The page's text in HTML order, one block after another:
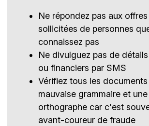
Ne répondez pas aux
sollicitées de personnes
connaissez pas
Ne divulguez pas de
ou financiers par SMS
Vérifiez tous les
mauvaise grammaire et
orthographe car c'est
avant-coureur de fraude